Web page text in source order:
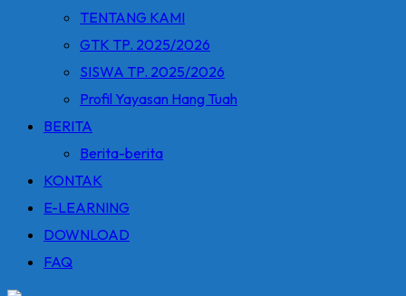
TENTANG KAMI
GTK TP. 2025/2026
SISWA TP. 2025/2026
Profil Yayasan Hang Tuah
BERITA
Berita-berita
KONTAK
E-LEARNING
DOWNLOAD
FAQ